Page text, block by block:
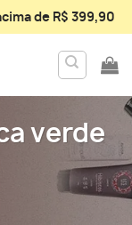
de R$ 399,90
verde